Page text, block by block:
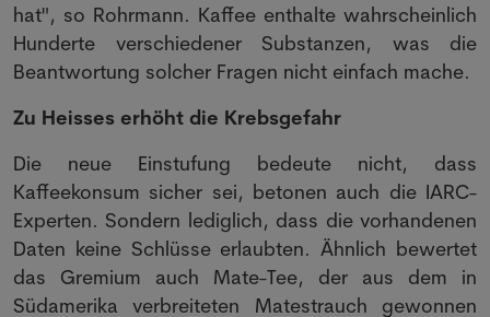
hat", so Rohrmann. Kaffee enthalte wahrscheinlich
Hunderte verschiedener Substanzen, was die
Beantwortung solcher Fragen nicht einfach mache.
Zu Heisses erhöht die Krebsgefahr
Die neue Einstufung bedeute nicht, dass
Kaffeekonsum sicher sei, betonen auch die IARC-
Experten. Sondern lediglich, dass die vorhandenen
Daten keine Schlüsse erlaubten. Ähnlich bewertet
das Gremium auch Mate-Tee, der aus dem in
Südamerika verbreiteten Matestrauch gewonnen